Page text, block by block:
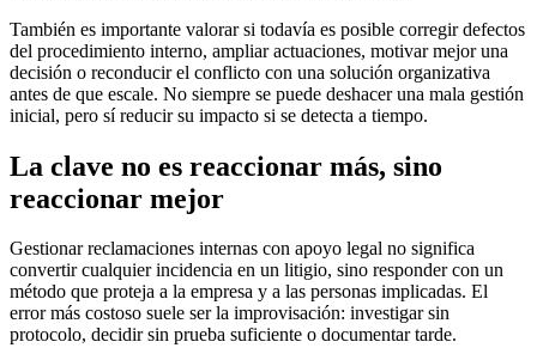
También es importante valorar si todavía es posible corregir defectos
del procedimiento interno, ampliar actuaciones, motivar mejor una
decisión o reconducir el conflicto con una solución organizativa
antes de que escale. No siempre se puede deshacer una mala gestión
inicial, pero sí reducir su impacto si se detecta a tiempo.
La clave no es reaccionar más, sino
reaccionar mejor
Gestionar reclamaciones internas con apoyo legal no significa
convertir cualquier incidencia en un litigio, sino responder con un
método que proteja a la empresa y a las personas implicadas. El
error más costoso suele ser la improvisación: investigar sin
protocolo, decidir sin prueba suficiente o documentar tarde.